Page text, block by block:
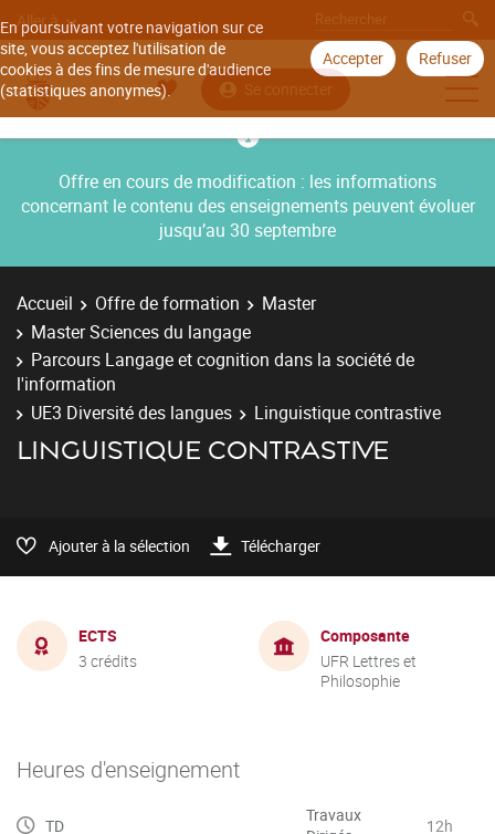
En poursuivant votre navigation sur ce
site, vous acceptez l'utilisation de
cookies à des fins de mesure d'audience
(statistiques anonymes).
Accepter Refuser
Aller à
Se connecter
Offre en cours de modification : les informations
concernant le contenu des enseignements peuvent évoluer
jusqu’au 30 septembre
Accueil Offre de formation
Master
Master Sciences du langage
Parcours Langage et cognition dans la société de
l'information
UE3 Diversité des langues
Linguistique contrastive
LINGUISTIQUE CONTRASTIVE
Ajouter à la sélection Télécharger
ECTS
3 crédits
Composante
UFR Lettres et
Philosophie
Heures d'enseignement
TD
Travaux
12h